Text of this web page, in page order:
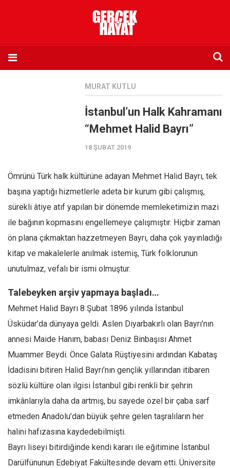
Abone olmak istiyorum
Sosyal Medya
Twitter
Facebook
Instagram
YouTube
Editörden
Yazarlar
Kemal Özer
Mahmut Toptaş
Yvonne Ridley
Barış Tarımcıoğlu
Hasanali Yıldırım
Leyla Şerif Emin
Selçuk Türkyılmaz
MURAT KUTLU
İstanbul’un Halk Kahramanı
“Mehmet Halid Bayrı”
18 ŞUBAT 2019
Ömrünü Türk halk kültürüne adayan Mehmet Halid Bayrı, tek
başına yaptığı hizmetlerle adeta bir kurum gibi çalışmış,
sürekli âtiye atıf yapılan bir dönemde memleketimizin mazi
ile bağının kopmasını engellemeye çalışmıştır. Hiçbir zaman
ön plana çıkmaktan hazzetmeyen Bayrı, daha çok yayınladığı
kitap ve makalelerle anılmak istemiş, Türk folklorunun
unutulmaz, vefalı bir ismi olmuştur.
Talebeyken arşiv yapmaya başladı…
Mehmet Halid Bayrı 8 Şubat 1896 yılında İstanbul
Üsküdar’da dünyaya geldi. Aslen Diyarbakırlı olan Bayrı’nın
annesi Maide Hanım, babası Deniz Binbaşısı Ahmet
Muammer Beydi. Önce Galata Rüştiyesini ardından Kabataş
İdadisini bitiren Halid Bayrı’nın gençlik yıllarından itibaren
sözlü kültüre olan ilgisi İstanbul gibi renkli bir şehrin
imkânlarıyla daha da artmış, bu sayede özel bir çaba sarf
etmeden Anadolu’dan büyük şehre gelen taşralıların her
halini hafızasına kaydedebilmişti.
Bayrı liseyi bitirdiğinde kendi kararı ile eğitimine İstanbul
Darülfünunun Edebiyat Fakültesinde devam etti. Üniversite